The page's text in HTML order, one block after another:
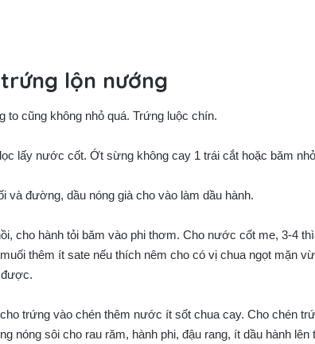
lộn nướng
to cũng không nhỏ quá. Trứng luộc chín.
lấy nước cốt. Ớt sừng không cay 1 trái cắt hoặc băm
và đường, dầu nóng già cho vào làm dầu hành.
cho hành tỏi băm vào phi thơm. Cho nước cốt me, 3-4
thêm ít sate nếu thích nêm cho có vị chua ngọt mặn
được.
trứng vào chén thêm nước ít sốt chua cay. Cho chén
nóng sôi cho rau răm, hành phi, đậu rang, ít dầu hành lên